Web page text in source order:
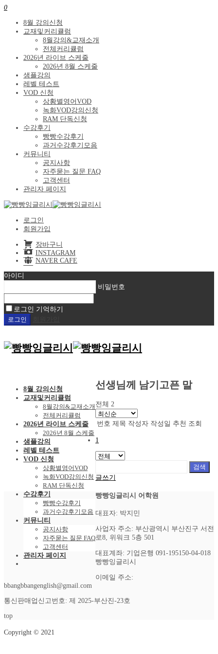
0
8월 강의신청
교재및커리큘럼
8월강의&교재소개
전체커리큘럼
2026년 라이브 스케줄
2026년 8월 스케줄
샘플강의
레벨 테스트
VOD 신청
상황별영어VOD
녹화VOD강의신청
RAM 단독신청
수강후기
빵빵수강후기
과거수강후기모음
커뮤니티
공지사항
자주묻는 질문 FAQ
고객센터
관리자 페이지
로그인
회원가입
장바구니
INSTAGRAM
NAVER CAFE
아이디
비밀번호
로그인 기억하기
8월 강의신청
교재및커리큘럼
8월강의&교재소개
전체커리큘럼
2026년 라이브 스케줄
2026년 8월 스케줄
샘플강의
레벨 테스트
VOD 신청
상황별영어VOD
녹화VOD강의신청
RAM 단독신청
수강후기
빵빵수강후기
과거수강후기모음
커뮤니티
공지사항
자주묻는 질문 FAQ
고객센터
관리자 페이지
선생님께 남기고픈 말
전체 2
번호 제목 작성자 작성일 추천 조회
1
검색
글쓰기
빵빵잉글리시 어학원
대표자: 박지민
사업자 주소: 부산광역시 부산진구 서전
로8, 위워크 5층 501
대표계좌: 기업은행 091-195150-04-018
빵빵잉글리시
이메일 주소:
bbangbbangenglish@gmail.com
통신판매업신고번호: 제 2025-부산진-23호
top
Copyright © 2021